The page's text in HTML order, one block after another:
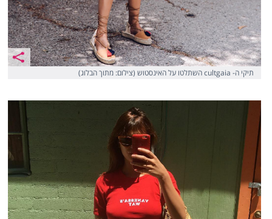
תיקי ה- cultgaia השתלטו על האינסטוש (צילום: מתוך הבלוג)